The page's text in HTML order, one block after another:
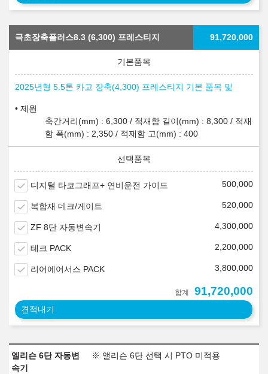
극초장축플러스8.3 (6,300) 프레스티지 91,720,000
2025년형 5.5톤 카고 장축(4,300) 프레스티지 기본 품목 및
제원
축간거리(mm) : 6,300 / 적재함 길이(mm) : 8,300 / 적재
함 폭(mm) : 2,350 / 적재함 고(mm) : 400
디지털 타코그래프+ 연비운전 가이드 500,000
복합재 데크/게이트 520,000
ZF 8단 자동변속기 4,300,000
테크 PACK 2,200,000
리어에어서스 PACK 3,800,000
합계 91,720,000
견적내기
엘리슨 6단 자동변
속기
※ 앨리슨 6단 선택 시 PTO 미적용